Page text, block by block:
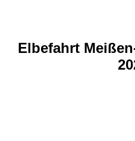
Elbefahrt